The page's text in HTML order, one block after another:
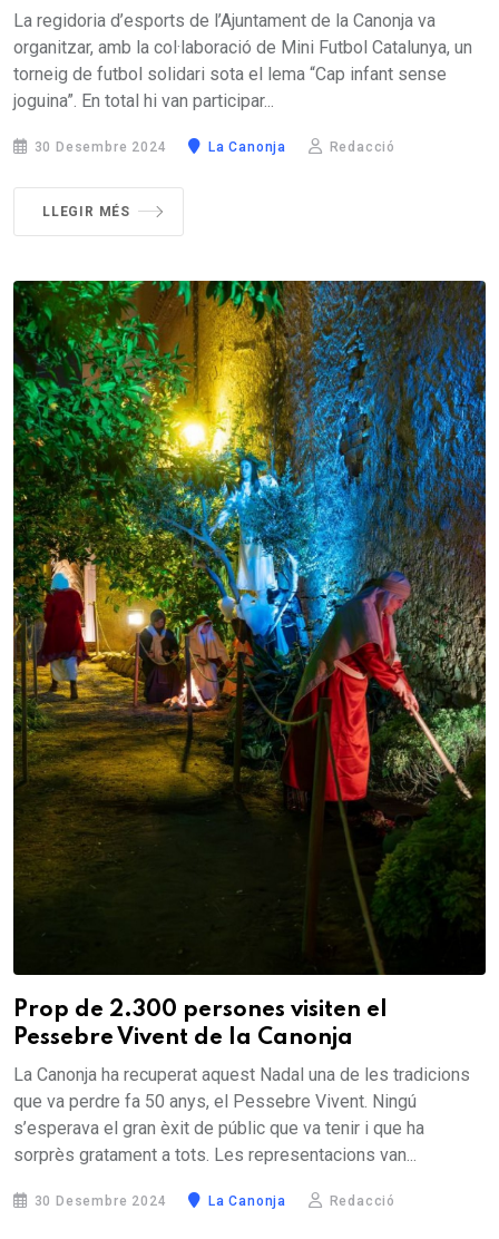
La regidoria d’esports de l’Ajuntament de la Canonja va
organitzar, amb la col·laboració de Mini Futbol Catalunya, un
torneig de futbol solidari sota el lema “Cap infant sense
joguina”. En total hi van participar...
30 Desembre 2024 La Canonja Redacció
LLEGIR MÉS
Prop de 2.300 persones visiten el
Pessebre Vivent de la Canonja
La Canonja ha recuperat aquest Nadal una de les tradicions
que va perdre fa 50 anys, el Pessebre Vivent. Ningú
s’esperava el gran èxit de públic que va tenir i que ha
sorprès gratament a tots. Les representacions van...
30 Desembre 2024 La Canonja Redacció